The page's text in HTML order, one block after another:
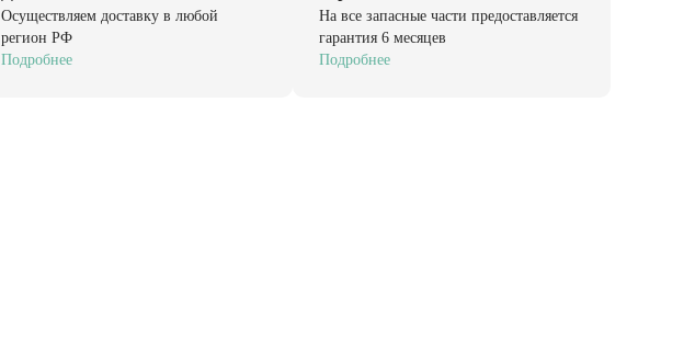
Осуществляем доставку в любой
регион РФ
Подробнее
На все запасные части предоставляется
гарантия 6 месяцев
Подробнее